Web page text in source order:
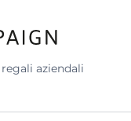
aziendali